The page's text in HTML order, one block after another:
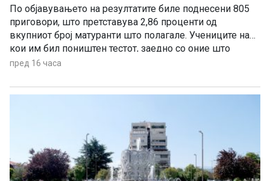
По објавувањето на резултатите биле поднесени 805
приговори, што претставува 2,86 проценти од
вкупниот број матуранти што полагале. Учениците на
кои им бил поништен тестот, заедно со оние што
отсуствувале во јуни, ќе може да полагаат во
пред 16 часа